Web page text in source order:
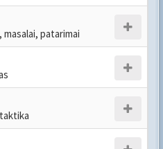
patarimai